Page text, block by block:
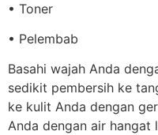
• Toner
• Pelembab
Basahi wajah Anda
sedikit pembersih ke
ke kulit Anda dengan
Anda dengan air hangat